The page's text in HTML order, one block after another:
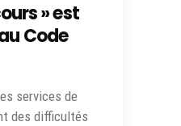
» est
Code
services de
des difficultés